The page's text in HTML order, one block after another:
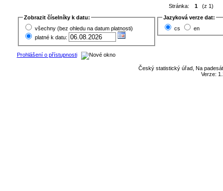
Stránka:
1 (z 1)
Zobrazit číselníky k datu:
všechny (bez ohledu na datum platnosti)
platné k datu:
Jazyková verze dat:
cs
en
Prohlášení o přístupnosti
Český statistický úřad, Na
Verze: